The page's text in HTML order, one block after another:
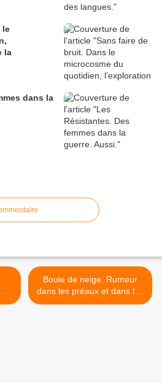
le
la
dans la
Boule de neige. Rumeur
dans les préaux et dans les
salles de classe. >